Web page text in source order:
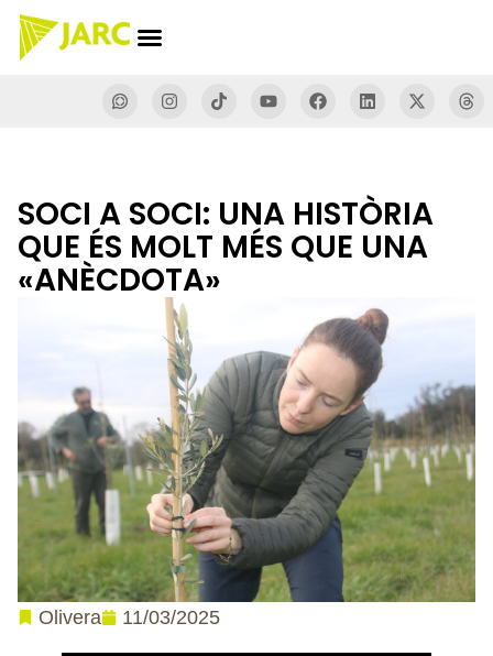
SOCI A SOCI: UNA HISTÒRIA
QUE ÉS MOLT MÉS QUE UNA
«ANÈCDOTA»
Olivera 11/03/2025